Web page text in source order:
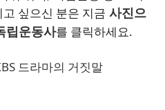
싶으신 분은 지금 사진으
립운동사를 클릭하세요.
드라마의 거짓말